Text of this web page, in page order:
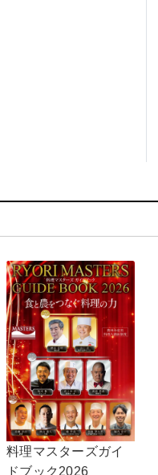
料理マスターズガイ
ドブック2026